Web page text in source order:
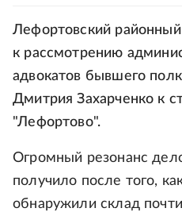
Лефортовский
к рассмотрению
адвокатов бывшего
Дмитрия Захарченко к
"Лефортово".
Огромный резонанс
получило после того,
обнаружили склад